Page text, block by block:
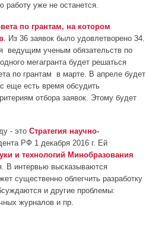
работу уже не останется.
по грантам, на котором
. Из 36 заявок было удовлетворено 34.
ведущим ученым обязательств по
мегагранта будет решаться
по грантам в марте. В апреле будет
еще есть время обсудить
отбора заявок. Этому будет
- это Стратегия научно-
РФ 1 декабря 2016 г. Ей
и технологий Минобразования
В интервью высказываются
существенно облегчить разработку
и другие проблемы:
журналов и пр.